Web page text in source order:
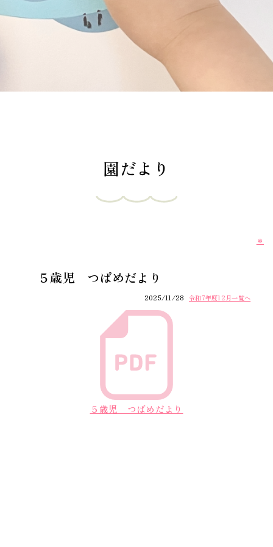
園だより
＊
５歳児 つばめだより
2025/11/28 令和7年度12月一覧へ
５歳児 つばめだより